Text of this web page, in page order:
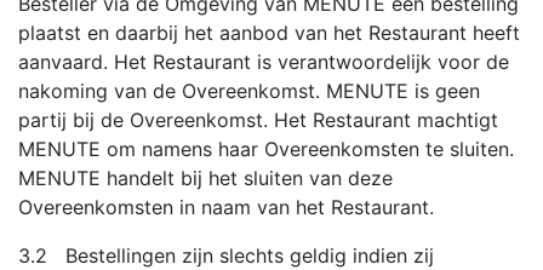
plaatst en daarbij het aanbod van het Restaurant heeft
aanvaard. Het Restaurant is verantwoordelijk voor de
nakoming van de Overeenkomst. MENUTE is geen
partij bij de Overeenkomst. Het Restaurant machtigt
MENUTE om namens haar Overeenkomsten te sluiten.
MENUTE handelt bij het sluiten van deze
Overeenkomsten in naam van het Restaurant.
3.2 Bestellingen zijn slechts geldig indien zij